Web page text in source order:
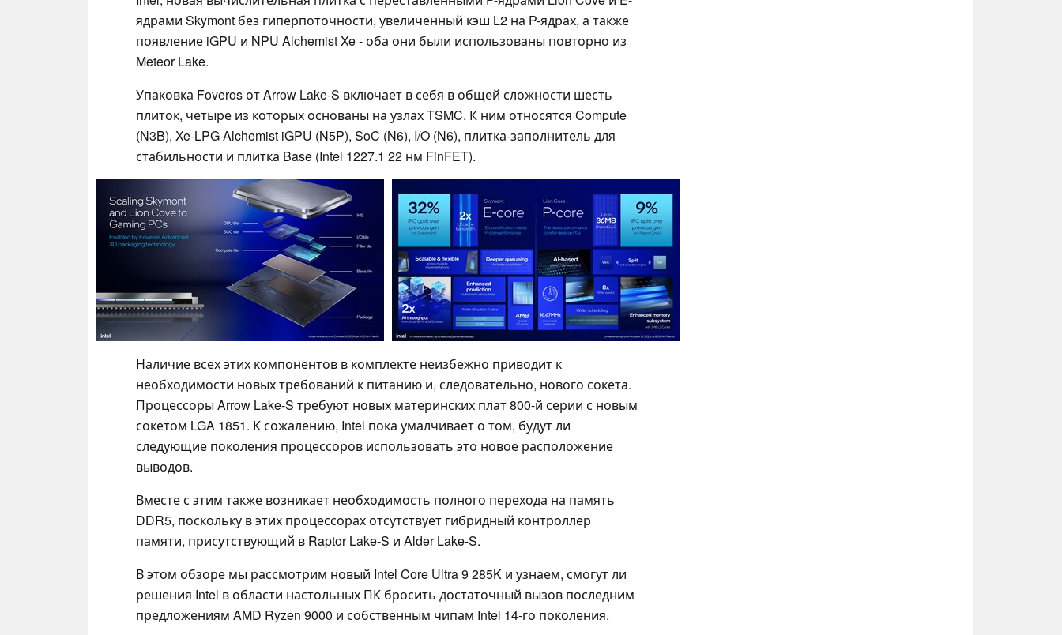
ядрами Skymont без гиперпоточности, увеличенный кэш L2 на P-ядрах, а также
появление iGPU и NPU Alchemist Xe - оба они были использованы повторно из
Meteor Lake.
Упаковка Foveros от Arrow Lake-S включает в себя в общей сложности шесть
плиток, четыре из которых основаны на узлах TSMC. К ним относятся Compute
(N3B), Xe-LPG Alchemist iGPU (N5P), SoC (N6), I/O (N6), плитка-заполнитель для
стабильности и плитка Base (Intel 1227.1 22 нм FinFET).
Наличие всех этих компонентов в комплекте неизбежно приводит к
необходимости новых требований к питанию и, следовательно, нового сокета.
Процессоры Arrow Lake-S требуют новых материнских плат 800-й серии с новым
сокетом LGA 1851. К сожалению, Intel пока умалчивает о том, будут ли
следующие поколения процессоров использовать это новое расположение
выводов.
Вместе с этим также возникает необходимость полного перехода на память
DDR5, поскольку в этих процессорах отсутствует гибридный контроллер
памяти, присутствующий в Raptor Lake-S и Alder Lake-S.
В этом обзоре мы рассмотрим новый Intel Core Ultra 9 285K и узнаем, смогут ли
решения Intel в области настольных ПК бросить достаточный вызов последним
предложениям AMD Ryzen 9000 и собственным чипам Intel 14-го поколения.